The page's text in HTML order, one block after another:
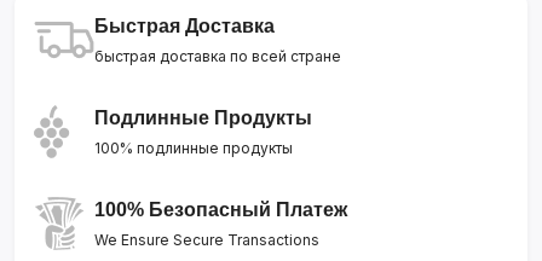
Быстрая Доставка
быстрая доставка по всей стране
Подлинные Продукты
100% подлинные продукты
100% Безопасный Платеж
We Ensure Secure Transactions